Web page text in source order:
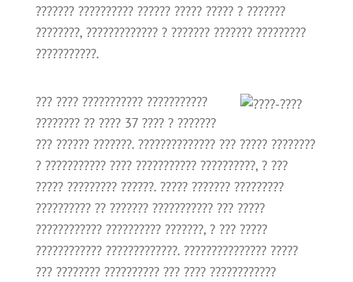
??????? ?????????? ?????? ????? ????? ? ???????
????????, ????????????? ? ??????? ??????? ?????????
???????????.
??? ???? ??????????? ???????????
???????? ?? ???? 37 ???? ? ???????
??? ?????? ???????. ?????????????? ??? ????? ????????
? ??????????? ???? ??????????? ??????????, ? ???
????? ????????? ??????. ????? ??????? ?????????
?????????? ?? ??????? ??????????? ??? ?????
???????????? ?????????? ???????, ? ??? ?????
???????????? ?????????????. ??????????????? ?????
??? ???????? ?????????? ??? ???? ????????????